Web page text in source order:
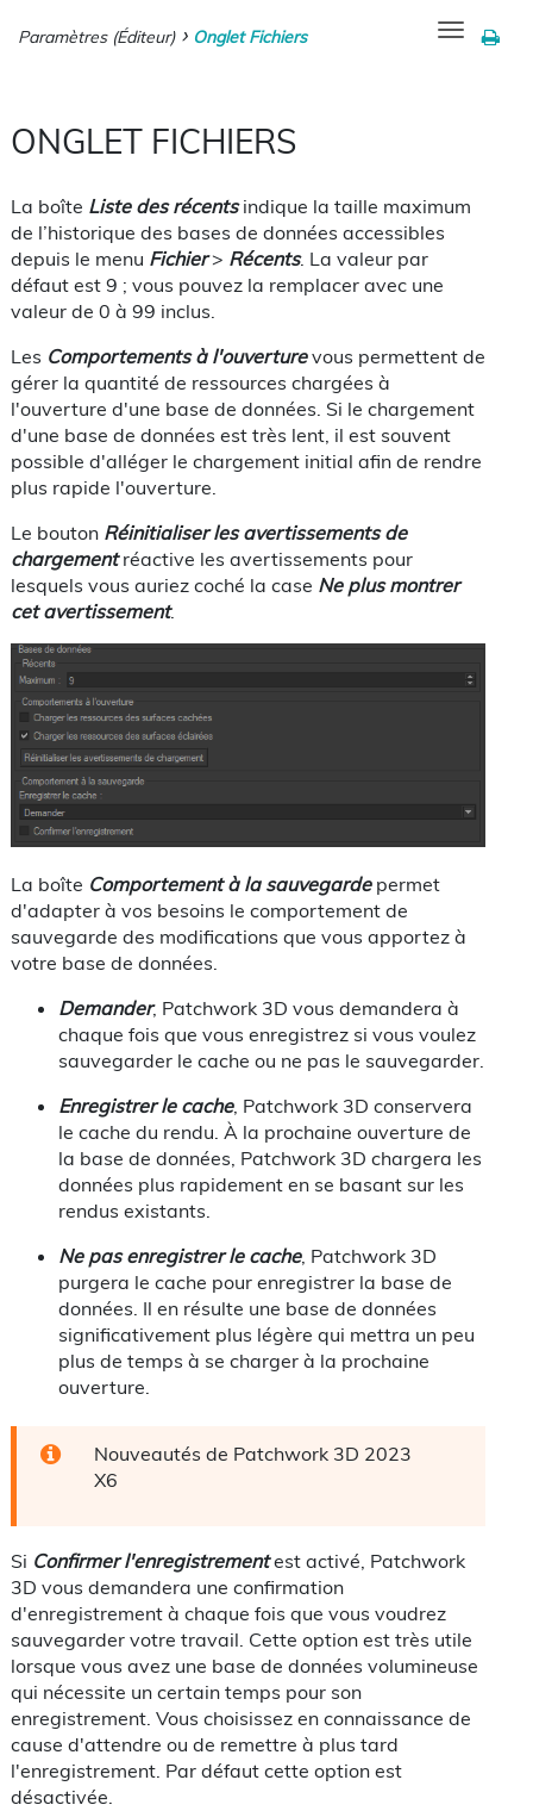
Toggle
navigation
Paramètres (Éditeur) Onglet Fichiers
ONGLET FICHIERS
La boîte Liste des récentsindique la taille maximum
de l’historique des bases de données accessibles
depuis le menu Fichier> Récents. La valeur par
défaut est 9 ; vous pouvez la remplacer avec une
valeur de 0 à 99 inclus.
Les Comportements à l'ouverturevous permettent de
gérer la quantité de ressources chargées à
l'ouverture d'une base de données. Si le chargement
d'une base de données est très lent, il est souvent
possible d'alléger le chargement initial afin de rendre
plus rapide l'ouverture.
Le bouton Réinitialiser les avertissements de
chargementréactive les avertissements pour
lesquels vous auriez coché la case Ne plus montrer
cet avertissement.
La boîte Comportement à la sauvegardepermet
d'adapter à vos besoins le comportement de
sauvegarde des modifications que vous apportez à
votre base de données.
Demander, Patchwork 3D vous demandera à
chaque fois que vous enregistrez si vous voulez
sauvegarder le cache ou ne pas le sauvegarder.
Enregistrer le cache, Patchwork 3D conservera
le cache du rendu. À la prochaine ouverture de
la base de données, Patchwork 3D chargera les
données plus rapidement en se basant sur les
rendus existants.
Ne pas enregistrer le cache, Patchwork 3D
purgera le cache pour enregistrer la base de
données. Il en résulte une base de données
significativement plus légère qui mettra un peu
plus de temps à se charger à la prochaine
ouverture.
Nouveautés de Patchwork 3D 2023
X6
Si Confirmer l'enregistrementest activé, Patchwork
3D vous demandera une confirmation
d'enregistrement à chaque fois que vous voudrez
sauvegarder votre travail. Cette option est très utile
lorsque vous avez une base de données volumineuse
qui nécessite un certain temps pour son
enregistrement. Vous choisissez en connaissance de
cause d'attendre ou de remettre à plus tard
l'enregistrement. Par défaut cette option est
désactivée.